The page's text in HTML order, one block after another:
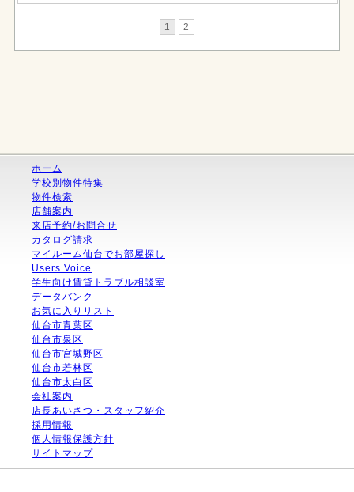
1 2
ホーム
学校別物件特集
物件検索
店舗案内
来店予約/お問合せ
カタログ請求
マイルーム仙台でお部屋探し
Users Voice
学生向け賃貸トラブル相談室
データバンク
お気に入りリスト
仙台市青葉区
仙台市泉区
仙台市宮城野区
仙台市若林区
仙台市太白区
会社案内
店長あいさつ・スタッフ紹介
採用情報
個人情報保護方針
サイトマップ